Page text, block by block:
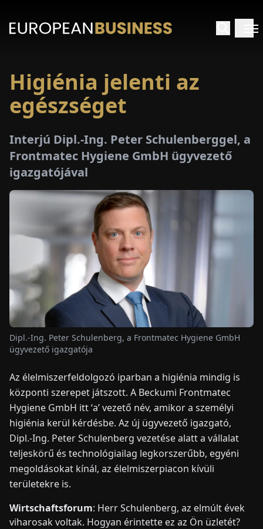
HÍREK
KAPCSOLAT
Higiénia jelenti az
egészséget
Interjú Dipl.-Ing. Peter Schulenberggel, a
Frontmatec Hygiene GmbH ügyvezető
igazgatójával
Dipl.-Ing. Peter Schulenberg, a Frontmatec Hygiene GmbH
ügyvezető igazgatója
Az élelmiszerfeldolgozó iparban a higiénia mindig is
központi szerepet játszott. A Beckumi Frontmatec
Hygiene GmbH itt ʻa’ vezető név, amikor a személyi
higiénia kerül kérdésbe. Az új ügyvezető igazgató,
Dipl.-Ing. Peter Schulenberg vezetése alatt a vállalat
teljeskörű és technológiailag legkorszerűbb, egyéni
megoldásokat kínál, az élelmiszerpiacon kívüli
területekre is.
Wirtschaftsforum: Herr Schulenberg, az elmúlt évek
viharosak voltak. Hogyan érintette ez az Ön üzletét?